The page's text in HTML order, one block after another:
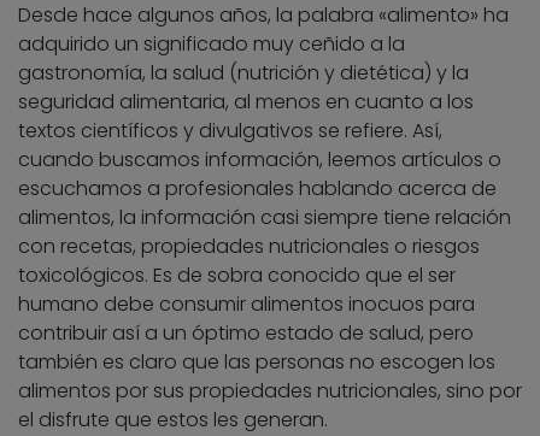
Desde hace algunos años, la palabra «alimento» ha
adquirido un significado muy ceñido a la
gastronomía, la salud (nutrición y dietética) y la
seguridad alimentaria, al menos en cuanto a los
textos científicos y divulgativos se refiere. Así,
cuando buscamos información, leemos artículos o
escuchamos a profesionales hablando acerca de
alimentos, la información casi siempre tiene relación
con recetas, propiedades nutricionales o riesgos
toxicológicos. Es de sobra conocido que el ser
humano debe consumir alimentos inocuos para
contribuir así a un óptimo estado de salud, pero
también es claro que las personas no escogen los
alimentos por sus propiedades nutricionales, sino por
el disfrute que estos les generan.